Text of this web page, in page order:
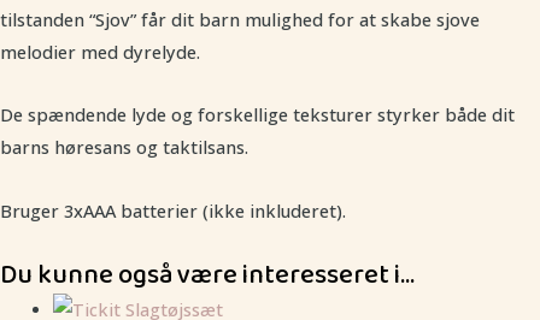
tilstanden “Sjov” får dit barn mulighed for at skabe sjove
melodier med dyrelyde.
De spændende lyde og forskellige teksturer styrker både dit
barns høresans og taktilsans.
Bruger 3xAAA batterier (ikke inkluderet).
Du kunne også være interesseret i…